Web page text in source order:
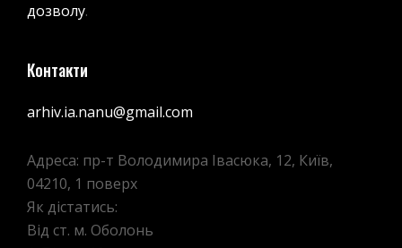
дозволу.
Контакти
arhiv.ia.nanu@gmail.com
Адреса: пр-т Володимира Івасюка, 12, Київ,
04210, 1 поверх
Як дістатись:
Від ст. м. Оболонь